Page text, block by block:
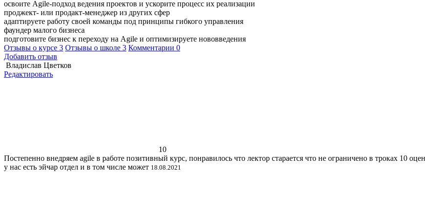
освоите Agile-подход ведения проектов и ускорите процесс их реализации
проджект- или продакт-менеджер из других сфер
адаптируете работу своей команды под принципы гибкого управления
фаундер малого бизнеса
подготовите бизнес к переходу на Agile и оптимизируете нововведения
Отзывы о курсе 3 Отзывы о школе 3 Комментарии 0
Добавить отзыв
Владислав Цветков
Редактировать
10
Постепенно внедряем agile в работе позитивный курс, понравилось что лектор старается что не ограничено в троках 10
у нас есть эйчар отдел и в том числе может 18.08.2021